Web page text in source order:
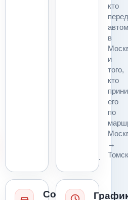
платформы.
кто
в
и
того,
кто
его
по
→
Состояние